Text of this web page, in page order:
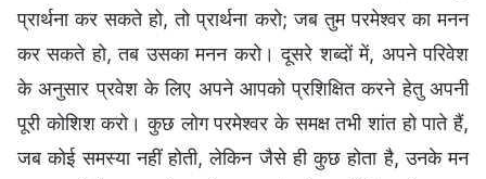
प्रार्थना कर सकते हो, तो प्रार्थना करो; जब तुम परमेश्वर का मनन
कर सकते हो, तब उसका मनन करो। दूसरे शब्दों में, अपने परिवेश
के अनुसार प्रवेश के लिए अपने आपको प्रशिक्षित करने हेतु अपनी
पूरी कोशिश करो। कुछ लोग परमेश्वर के समक्ष तभी शांत हो पाते हैं,
जब कोई समस्या नहीं होती, लेकिन जैसे ही कुछ होता है, उनके मन